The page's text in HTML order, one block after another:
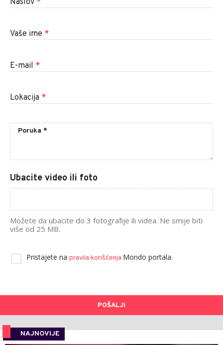
Vaše ime *
E-mail *
Lokacija *
Ubacite video ili foto
Možete da ubacite do 3 fotografije ili videa. Ne smije biti
više od 25 MB.
Pristajete na pravila korišćenja Mondo portala.
POŠALJI
NAJNOVIJE